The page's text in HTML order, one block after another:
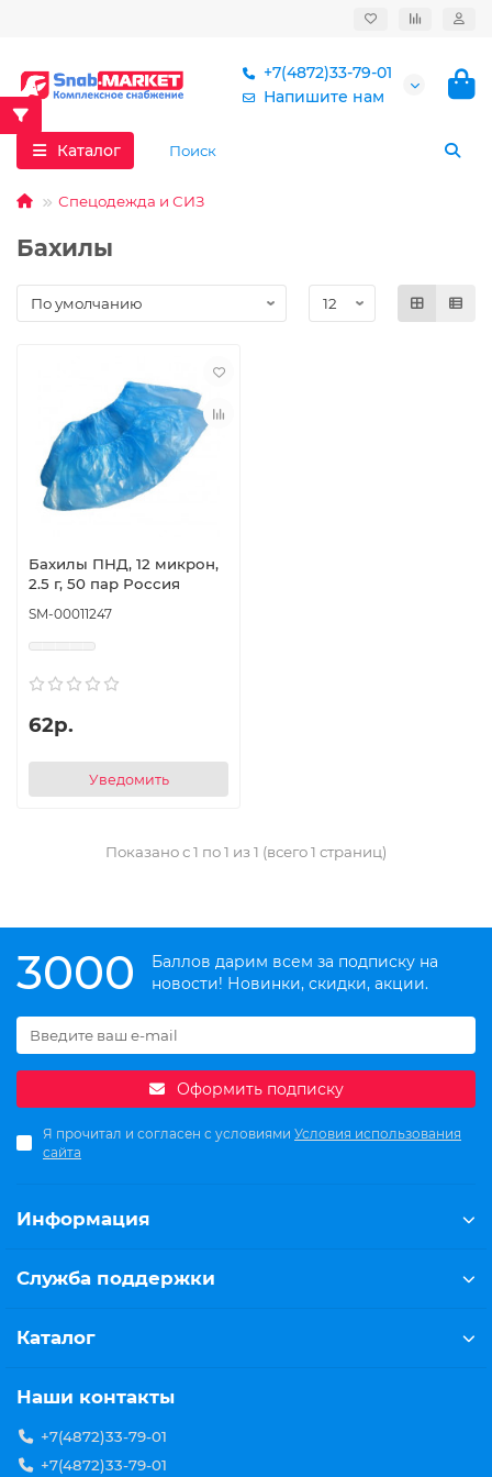
+7(4872)33-79-01
Напишите нам
Каталог
Спецодежда и СИЗ
Бахилы
Бахилы ПНД, 12 микрон,
2.5 г, 50 пар Россия
SM-00011247
62р.
Уведомить
Показано с 1 по 1 из 1 (всего 1 страниц)
3000
Баллов дарим всем за подписку на
новости! Новинки, скидки, акции.
Оформить подписку
Я прочитал и согласен с условиями Условия использования
сайта
Информация
Служба поддержки
Каталог
Наши контакты
+7(4872)33-79-01
+7(4872)33-79-01